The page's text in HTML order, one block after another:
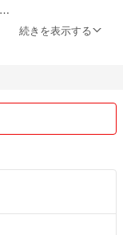
続きを表示する